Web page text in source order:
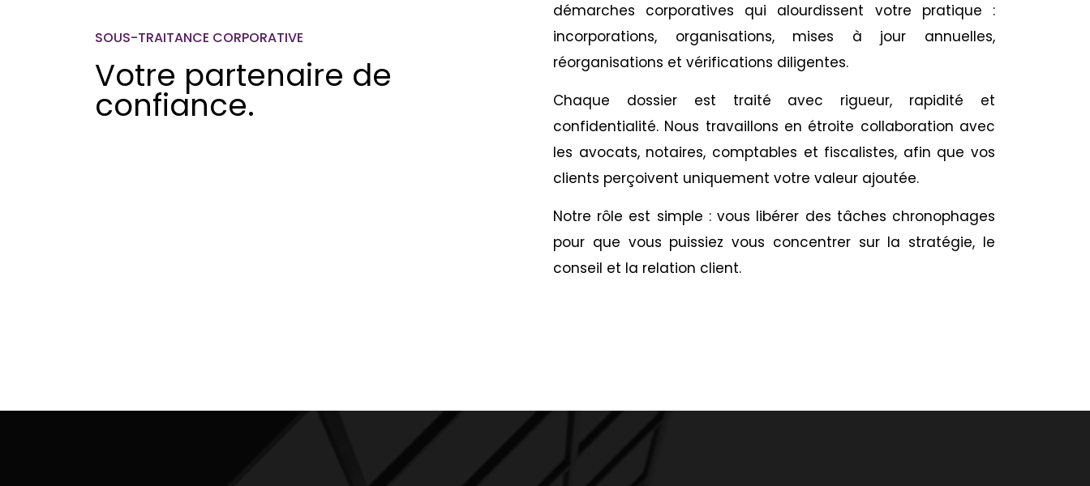
SOUS-TRAITANCE CORPORATIVE
Votre partenaire de
confiance.
démarches corporatives qui alourdissent votre pratique :
incorporations, organisations, mises à jour annuelles,
réorganisations et vérifications diligentes.
Chaque dossier est traité avec rigueur, rapidité et
confidentialité. Nous travaillons en étroite collaboration avec
les avocats, notaires, comptables et fiscalistes, afin que vos
clients perçoivent uniquement votre valeur ajoutée.
Notre rôle est simple : vous libérer des tâches chronophages
pour que vous puissiez vous concentrer sur la stratégie, le
conseil et la relation client.